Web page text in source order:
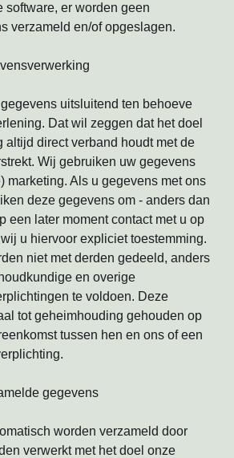
software, er worden geen
verzameld en/of opgeslagen.
uitsluitend ten behoeve
Dat wil zeggen dat het doel
altijd direct verband houdt met de
Wij gebruiken uw gegevens
marketing. Als u gegevens met ons
deze gegevens om - anders dan
een later moment contact met u op
u hiervoor expliciet toestemming.
niet met derden gedeeld, anders
en overige
te voldoen. Deze
tot geheimhouding gehouden op
tussen hen en ons of een
gegevens
worden verzameld door
verwerkt met het doel onze